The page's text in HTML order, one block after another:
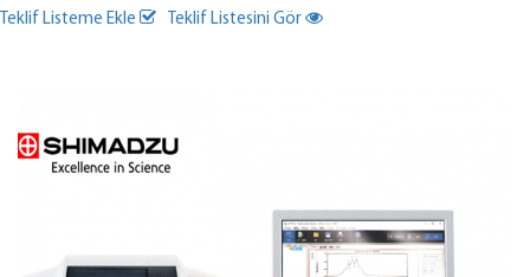
Teklif Listeme Ekle Teklif Listesini Gör